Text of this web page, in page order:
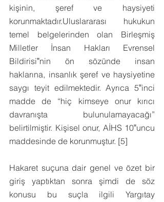
kişinin, şeref ve haysiyeti
korunmaktadır.Uluslararası hukukun
temel belgelerinden olan Birleşmiş
Milletler İnsan Hakları Evrensel
Bildirisi‟nin ön sözünde insan
haklarına, insanlık şeref ve haysiyetine
saygı teyit edilmektedir. Ayrıca 5‟inci
madde de “hiç kimseye onur kırıcı
davranışta bulunulamayacağı”
belirtilmiştir. Kişisel onur, AİHS 10‟uncu
maddesinde de korunmuştur. [5]
Hakaret suçuna dair genel ve özet bir
giriş yaptıktan sonra şimdi de söz
konusu bu suçla ilgili Yargıtay